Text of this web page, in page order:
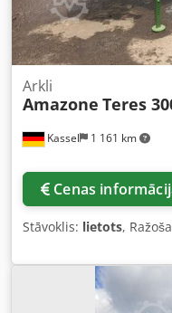
Kassel 1 161 km
Arkli
Amazone Teres
Cenas
Stāvoklis: lietots,